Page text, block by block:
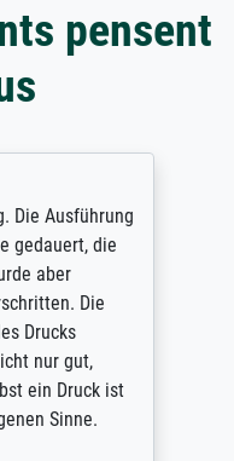
pensent
Die Ausführung
gedauert, die
aber
Die
Drucks
nur gut,
ein Druck ist
Sinne.